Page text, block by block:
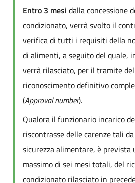
Entro 3 mesi dalla concessione
condizionato, verrà svolto il
verifica di tutti i requisiti della
di alimenti, a seguito del quale,
verrà rilasciato, per il tramite del
riconoscimento definitivo
(Approval number).
Qualora il funzionario incarico
riscontrasse delle carenze tali
sicurezza alimentare, è prevista
massimo di sei mesi totali, del
condizionato rilasciato in